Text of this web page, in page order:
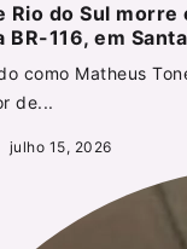
Rio do Sul morre
BR-116, em
como Matheus
de...
julho 15, 2026